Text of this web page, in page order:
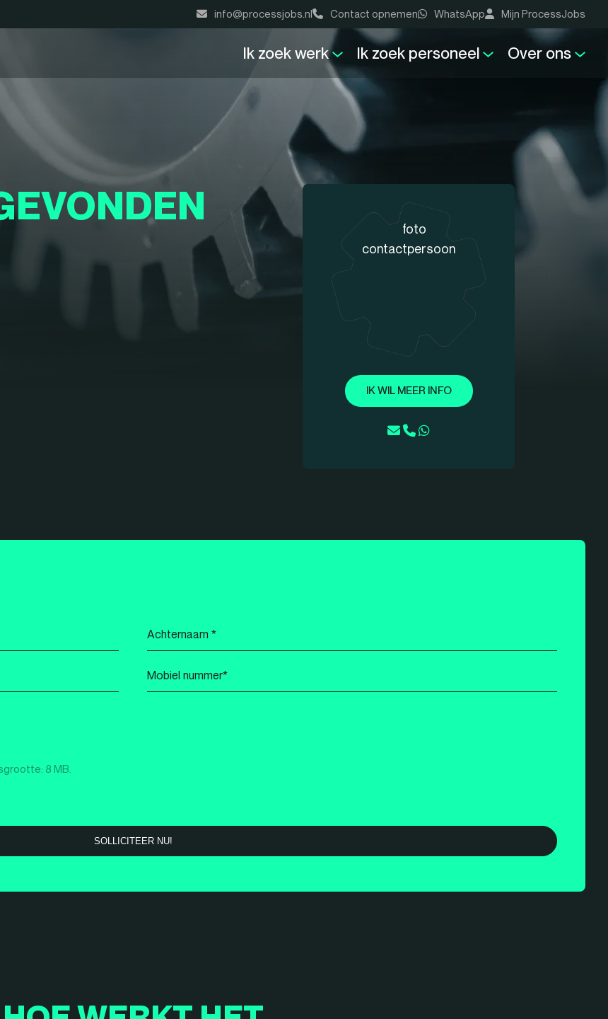
info@processjobs.nl Contact opnemen WhatsApp Mijn ProcessJobs
Ik zoek werk Ik zoek personeel Over ons
IK WIL MEER INFO
Achternaam
*
Mobiel
nummer
8 MB.